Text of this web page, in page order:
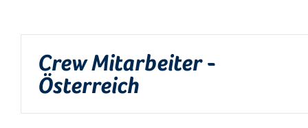
Crew Mitarbeiter -
Österreich